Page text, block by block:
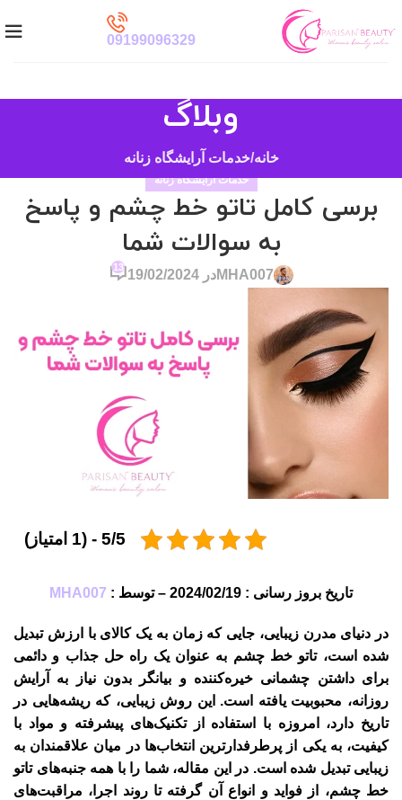
09199096329
وبلاگ
خانه خدمات آرایشگاه زنانه
خدمات آرایشگاه زنانه
برسی کامل تاتو خط چشم و پاسخ
به سوالات شما
MHA007در 19/02/2024
13
5/5 - (1 امتیاز)
تاریخ بروز رسانی : 2024/02/19 – توسط : MHA007
در دنیای مدرن زیبایی، جایی که زمان به یک کالای با ارزش تبدیل
شده است،تاتو خط چشم به عنوان یک راه حل جذاب و دائمی
برای داشتن چشمانی خیره‌کننده و بیانگر بدون نیاز به آرایش
روزانه، محبوبیت یافته است. این روش زیبایی، که ریشه‌هایی در
تاریخ دارد، امروزه با استفاده از تکنیک‌های پیشرفته و مواد با
کیفیت، به یکی از پرطرفدارترین انتخاب‌ها در میان علاقمندان به
زیبایی تبدیل شده است. در این مقاله، شما را با همه جنبه‌های تاتو
خط چشم، از فواید و انواع آن گرفته تا روند اجرا، مراقبت‌های